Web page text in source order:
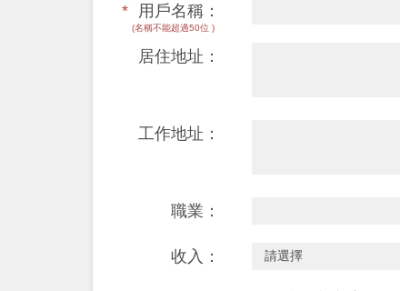
* 用戶名稱：
(名稱不能超過50位 )
居住地址：
工作地址：
職業：
收入：